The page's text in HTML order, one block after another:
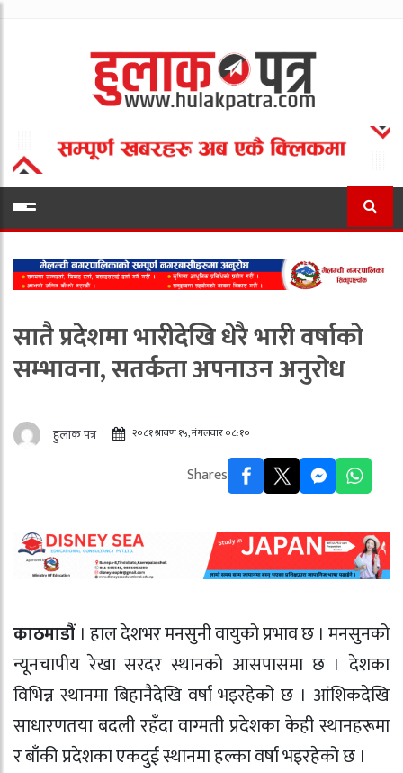
सातै प्रदेशमा भारीदेखि धेरै भारी वर्षाको
सम्भावना, सतर्कता अपनाउन अनुरोध
हुलाक पत्र २०८१ श्रावण १५, मंगलवार ०८:१०
Shares
काठमाडौं। हाल देशभर मनसुनी वायुको प्रभाव छ । मनसुनको
न्यूनचापीय रेखा सरदर स्थानको आसपासमा छ । देशका
विभिन्न स्थानमा बिहानैदेखि वर्षा भइरहेको छ । आंशिकदेखि
साधारणतया बदली रहँदा वाग्मती प्रदेशका केही स्थानहरूमा
र बाँकी प्रदेशका एकदुई स्थानमा हल्का वर्षा भइरहेको छ ।